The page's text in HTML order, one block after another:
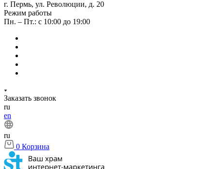
г. Пермь, ул. Революции, д. 20
Режим работы
Пн. – Пт.: с 10:00 до 19:00
Заказать звонок
ru
en
ru
0 Корзина